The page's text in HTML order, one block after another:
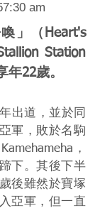
am
」（Heart's
Station
年22歲。
出道，並於同
軍，敗於名駒
，
下。其後下半
後雖然於寶塚
亞軍，但一直